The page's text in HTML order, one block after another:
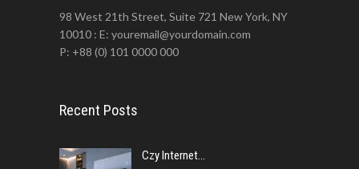
98 West 21th Street, Suite 721 New York, NY
10010 : E: youremail@yourdomain.com
P: +88 (0) 101 0000 000
Recent Posts
Czy Internet...